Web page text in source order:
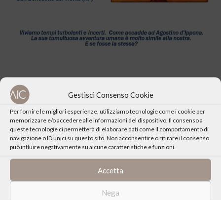
Gestisci Consenso Cookie
Per fornire le migliori esperienze, utilizziamo tecnologie come i cookie per
memorizzare e/o accedere alle informazioni del dispositivo. Il consenso a
queste tecnologie ci permetterà di elaborare dati come il comportamento di
navigazione o ID unici su questo sito. Non acconsentire o ritirare il consenso
può influire negativamente su alcune caratteristiche e funzioni.
Accetta
Nega
CONDIVIDI QUESTO EVENTO